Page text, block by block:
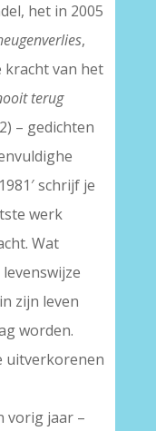
het in 2005
,
kracht van het
terug
– gedichten
schrijf je
werk
Wat
zijn leven
worden.
uitverkorenen
vorig jaar –